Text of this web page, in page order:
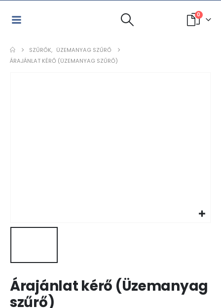
0
SZŰRŐK, ÜZEMANYAG SZŰRŐ
ÁRAJÁNLAT KÉRŐ (ÜZEMANYAG SZŰRŐ)
Árajánlat kérő (Üzemanyag
szűrő)